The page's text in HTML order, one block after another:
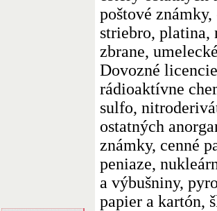
poštové
striebro, platina,
zbrane,
Dovozné
rádioaktívne
sulfo,
ostatných
známky, cenné
peniaze,
a výbušniny,
papier a kartón,